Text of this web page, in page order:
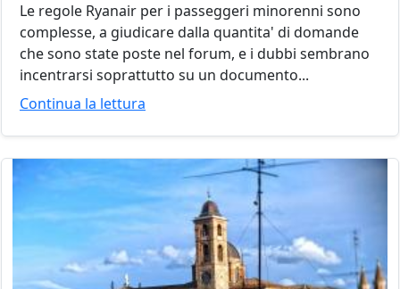
Le regole Ryanair per i passeggeri minorenni sono
complesse, a giudicare dalla quantita' di domande
che sono state poste nel forum, e i dubbi sembrano
incentrarsi soprattutto su un documento...
Continua la lettura